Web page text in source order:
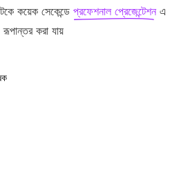
কয়েক সেকেন্ডে প্রফেশনাল প্রেজেন্টেশনএ
রূপান্তর করা যায়